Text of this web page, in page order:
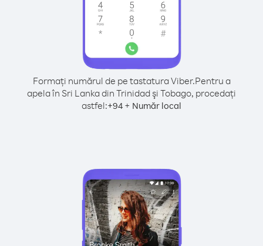
Formați numărul de pe tastatura Viber.Pentru a
apela în Sri Lanka din Trinidad şi Tobago, procedați
astfel:+94 + Număr local